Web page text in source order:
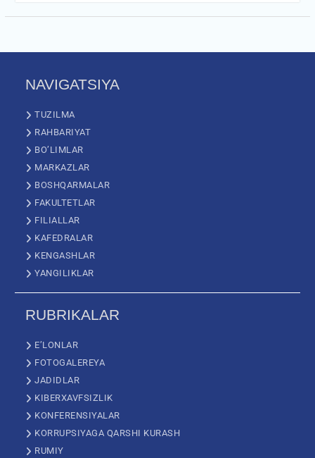
NAVIGATSIYA
TUZILMA
RAHBARIYAT
BO’LIMLAR
MARKAZLAR
BOSHQARMALAR
FAKULTETLAR
FILIALLAR
KAFEDRALAR
KENGASHLAR
YANGILIKLAR
RUBRIKALAR
E’LONLAR
FOTOGALEREYA
JADIDLAR
KIBERXAVFSIZLIK
KONFERENSIYALAR
KORRUPSIYAGA QARSHI KURASH
RUMIY